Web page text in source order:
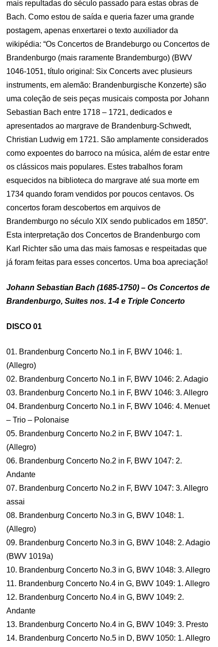
mais repultadas do século passado para estas obras de
Bach. Como estou de saída e queria fazer uma grande
postagem, apenas enxertarei o texto auxiliador da
wikipédia: “Os Concertos de Brandeburgo ou Concertos de
Brandenburgo (mais raramente Brandemburgo) (BWV
1046-1051, título original: Six Concerts avec plusieurs
instruments, em alemão: Brandenburgische Konzerte) são
uma coleção de seis peças musicais composta por Johann
Sebastian Bach entre 1718 – 1721, dedicados e
apresentados ao margrave de Brandenburg-Schwedt,
Christian Ludwig em 1721. São amplamente considerados
como expoentes do barroco na música, além de estar entre
os clássicos mais populares. Estes trabalhos foram
esquecidos na biblioteca do margrave até sua morte em
1734 quando foram vendidos por poucos centavos. Os
concertos foram descobertos em arquivos de
Brandemburgo no século XIX sendo publicados em 1850”.
Esta interpretação dos Concertos de Brandenburgo com
Karl Richter são uma das mais famosas e respeitadas que
já foram feitas para esses concertos. Uma boa apreciação!
Johann Sebastian Bach (1685-1750) – Os Concertos de
Brandenburgo, Suites nos. 1-4 e Triple Concerto
DISCO 01
01. Brandenburg Concerto No.1 in F, BWV 1046: 1.
(Allegro)
02. Brandenburg Concerto No.1 in F, BWV 1046: 2. Adagio
03. Brandenburg Concerto No.1 in F, BWV 1046: 3. Allegro
04. Brandenburg Concerto No.1 in F, BWV 1046: 4. Menuet
– Trio – Polonaise
05. Brandenburg Concerto No.2 in F, BWV 1047: 1.
(Allegro)
06. Brandenburg Concerto No.2 in F, BWV 1047: 2.
Andante
07. Brandenburg Concerto No.2 in F, BWV 1047: 3. Allegro
assai
08. Brandenburg Concerto No.3 in G, BWV 1048: 1.
(Allegro)
09. Brandenburg Concerto No.3 in G, BWV 1048: 2. Adagio
(BWV 1019a)
10. Brandenburg Concerto No.3 in G, BWV 1048: 3. Allegro
11. Brandenburg Concerto No.4 in G, BWV 1049: 1. Allegro
12. Brandenburg Concerto No.4 in G, BWV 1049: 2.
Andante
13. Brandenburg Concerto No.4 in G, BWV 1049: 3. Presto
14. Brandenburg Concerto No.5 in D, BWV 1050: 1. Allegro